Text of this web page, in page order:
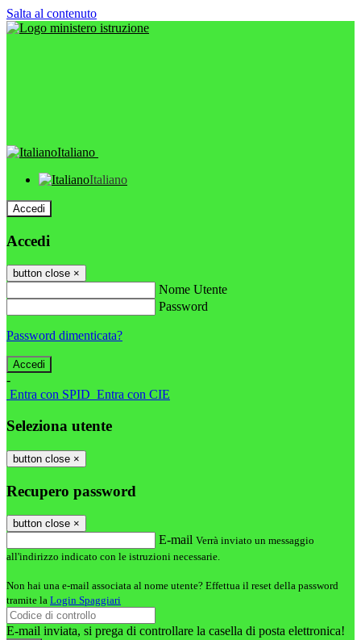
Salta al contenuto
Italiano
Italiano
Accedi
Accedi
button close ×
Nome Utente
Password
Password dimenticata?
-
Entra con SPID Entra con CIE
Seleziona utente
button close ×
Recupero password
button close ×
E-mail Verrà inviato un messaggio
all'indirizzo indicato con le istruzioni necessarie.
Non hai una e-mail associata al nome utente? Effettua il reset della password
tramite la Login Spaggiari
E-mail inviata, si prega di controllare la casella di posta elettronica!